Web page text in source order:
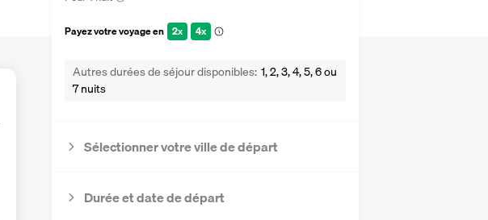
Payez votre voyage en 2x 4x
Autres durées de séjour disponibles 1, 2, 3, 4, 5, 6 ou
7 nuits
Sélectionner votre ville de départ
Durée et date de départ